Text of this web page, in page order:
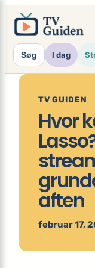
Spring
indhold
Søg I dag
TV GUIDEN
Hvor
aften
februar 17,